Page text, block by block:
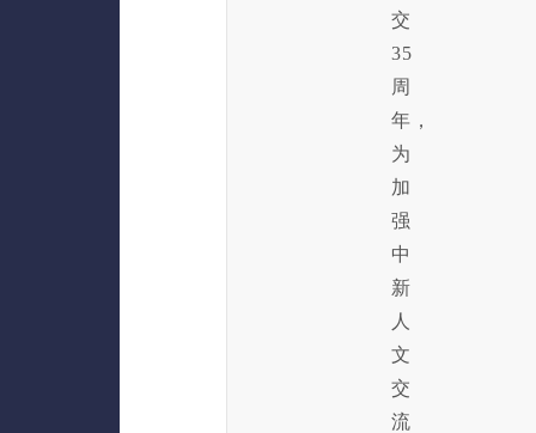
交
35
周
年，
为
加
强
中
新
人
文
交
流